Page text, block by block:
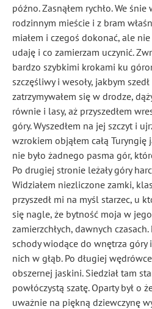
późno. Zasnąłem rychło. We
rodzinnym mieście i z bram
miałem i czegoś dokonać, ale
udaję i co zamierzam uczynić.
bardzo szybkimi krokami ku
szczęśliwy i wesoły, jakbym
zatrzymywałem się w drodze,
równie i lasy, aż przyszedłem
góry. Wyszedłem na jej szczyt i
wzrokiem objąłem całą Turyngię
nie było żadnego pasma gór,
Po drugiej stronie leżały góry
Widziałem niezliczone zamki,
przyszedł mi na myśl starzec, u
się nagle, że bytność moja w
zamierzchłych, dawnych
schody wiodące do wnętrza góry
nich w głąb. Po długiej
obszernej jaskini. Siedział tam
powłóczystą szatę. Oparty był o
uważnie na piękną dziewczynę